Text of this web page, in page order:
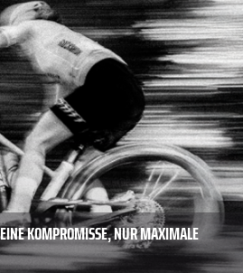
KOMPROMISSE, NUR MAXIMALE